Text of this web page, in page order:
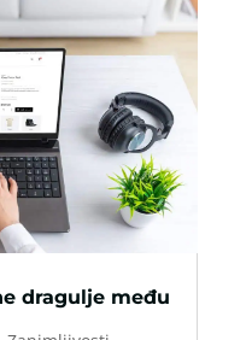
dragulje među